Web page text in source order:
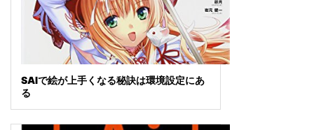
SAIで絵が上手くなる秘訣は環境設定にあ
る